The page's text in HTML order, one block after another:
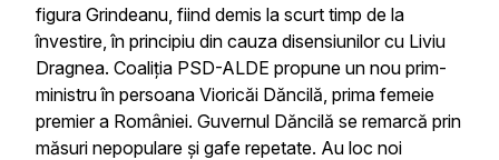
figura Grindeanu, fiind demis la scurt timp de la
învestire, în principiu din cauza disensiunilor cu Liviu
Dragnea. Coaliția PSD-ALDE propune un nou prim-
ministru în persoana Vioricăi Dăncilă, prima femeie
premier a României. Guvernul Dăncilă se remarcă prin
măsuri nepopulare și gafe repetate. Au loc noi